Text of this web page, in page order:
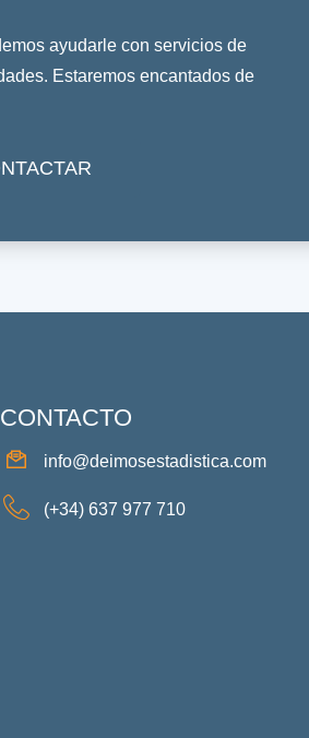
ayudarle con servicios de
Estaremos encantados de
CONTACTO
info@deimosestadistica.com
(+34) 637 977 710